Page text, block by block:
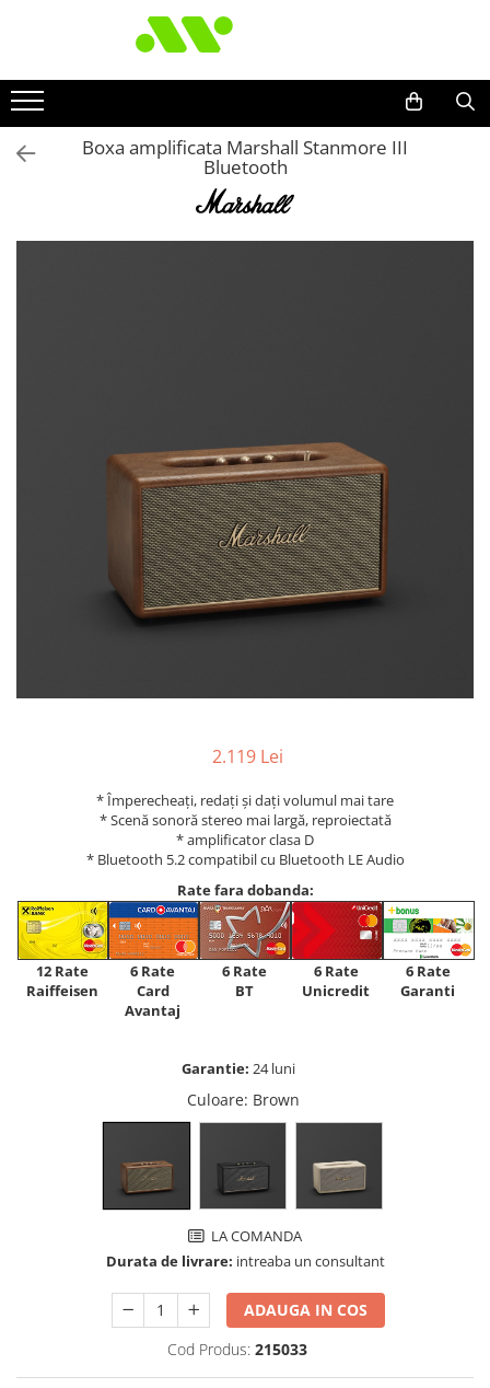
Boxa amplificata Marshall Stanmore III
Bluetooth
2.119 Lei
* Împerecheați, redați și dați volumul mai tare
* Scenă sonoră stereo mai largă, reproiectată
* amplificator clasa D
* Bluetooth 5.2 compatibil cu Bluetooth LE Audio
Rate fara dobanda:
12 Rate
Raiffeisen
6 Rate
Card
Avantaj
6 Rate
BT
6 Rate
Unicredit
6 Rate
Garanti
Garantie: 24 luni
Culoare: Brown
LA COMANDA
Durata de livrare: intreaba un consultant
ADAUGA IN COS
Cod Produs: 215033